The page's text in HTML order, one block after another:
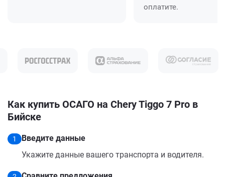
оплатите.
Как купить ОСАГО на Chery Tiggo 7 Pro в
Бийске
1
Введите данные
Укажите данные вашего транспорта и водителя.